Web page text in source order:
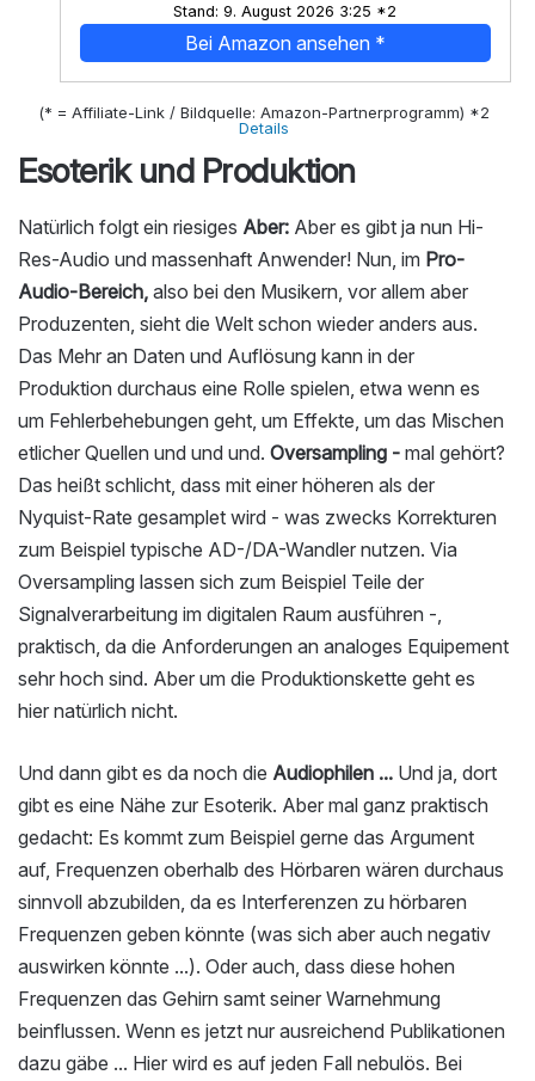
Stand: 9. August 2026 3:25 *2
Bei Amazon ansehen *
(* = Affiliate-Link / Bildquelle: Amazon-Partnerprogramm) *2
Details
Esoterik und Produktion
Natürlich folgt ein riesiges Aber: Aber es gibt ja nun Hi-
Res-Audio und massenhaft Anwender! Nun, im Pro-
Audio-Bereich, also bei den Musikern, vor allem aber
Produzenten, sieht die Welt schon wieder anders aus.
Das Mehr an Daten und Auflösung kann in der
Produktion durchaus eine Rolle spielen, etwa wenn es
um Fehlerbehebungen geht, um Effekte, um das Mischen
etlicher Quellen und und und. Oversampling - mal gehört?
Das heißt schlicht, dass mit einer höheren als der
Nyquist-Rate gesamplet wird - was zwecks Korrekturen
zum Beispiel typische AD-/DA-Wandler nutzen. Via
Oversampling lassen sich zum Beispiel Teile der
Signalverarbeitung im digitalen Raum ausführen -,
praktisch, da die Anforderungen an analoges Equipement
sehr hoch sind. Aber um die Produktionskette geht es
hier natürlich nicht.
Und dann gibt es da noch die Audiophilen ... Und ja, dort
gibt es eine Nähe zur Esoterik. Aber mal ganz praktisch
gedacht: Es kommt zum Beispiel gerne das Argument
auf, Frequenzen oberhalb des Hörbaren wären durchaus
sinnvoll abzubilden, da es Interferenzen zu hörbaren
Frequenzen geben könnte (was sich aber auch negativ
auswirken könnte ...). Oder auch, dass diese hohen
Frequenzen das Gehirn samt seiner Warnehmung
beinflussen. Wenn es jetzt nur ausreichend Publikationen
dazu gäbe ... Hier wird es auf jeden Fall nebulös. Bei